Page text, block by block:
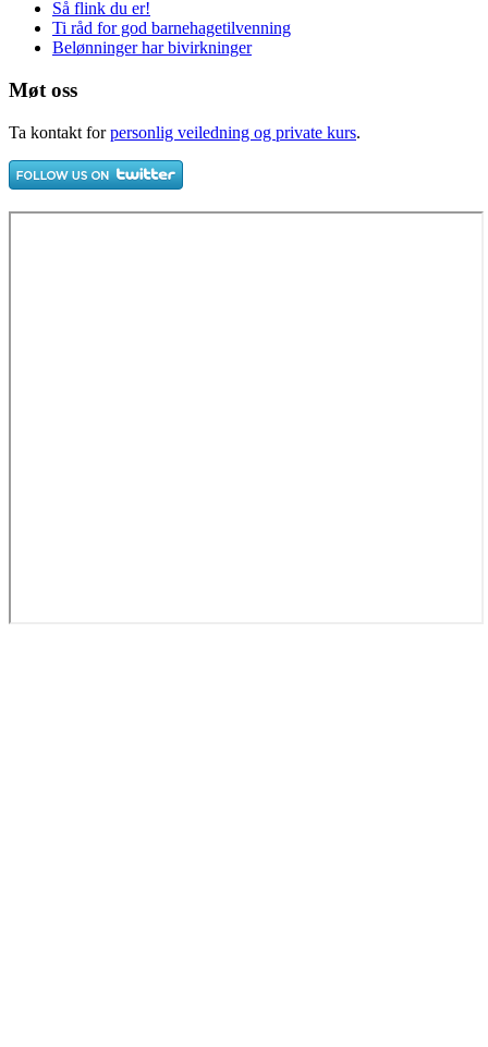
Så flink du er!
Ti råd for god barnehagetilvenning
Belønninger har bivirkninger
Møt oss
Ta kontakt forpersonlig veiledning og private kurs.